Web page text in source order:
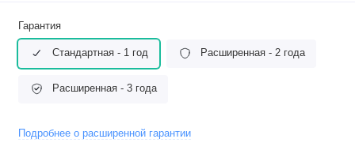
Гарантия
Стандартная - 1 год Расширенная - 2 года
Расширенная - 3 года
Подробнее о расширенной гарантии